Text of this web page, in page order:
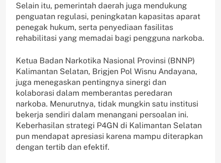
Selain itu, pemerintah daerah juga mendukung
penguatan regulasi, peningkatan kapasitas aparat
penegak hukum, serta penyediaan fasilitas
rehabilitasi yang memadai bagi pengguna narkoba.
Ketua Badan Narkotika Nasional Provinsi (BNNP)
Kalimantan Selatan, Brigjen Pol Wisnu Andayana,
juga menegaskan pentingnya sinergi dan
kolaborasi dalam memberantas peredaran
narkoba. Menurutnya, tidak mungkin satu institusi
bekerja sendiri dalam menangani persoalan ini.
Keberhasilan strategi P4GN di Kalimantan Selatan
pun mendapat apresiasi karena mampu diterapkan
dengan tertib dan efektif.